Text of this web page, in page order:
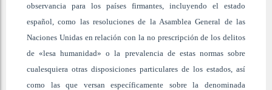
observancia para los países firmantes, incluyendo el estado
español, como las resoluciones de la Asamblea General de las
Naciones Unidas en relación con la no prescripción de los delitos
de «lesa humanidad» o la prevalencia de estas normas sobre
cualesquiera otras disposiciones particulares de los estados, así
como las que versan específicamente sobre la denominada